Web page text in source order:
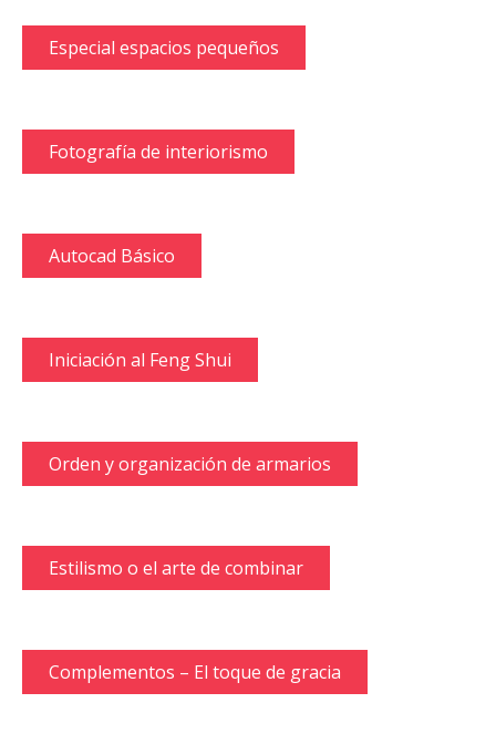
Especial espacios pequeños
Fotografía de interiorismo
Autocad Básico
Iniciación al Feng Shui
Orden y organización de armarios
Estilismo o el arte de combinar
Complementos – El toque de gracia